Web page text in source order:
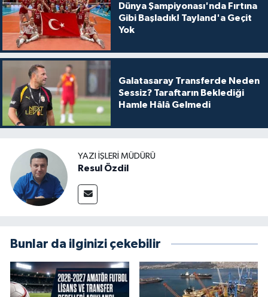
Dünya Şampiyonası'nda Fırtına
Gibi Başladık! Tayland'a Geçit
Yok
Galatasaray Transferde Neden
Sessiz? Taraftarın Beklediği
Hamle Hâlâ Gelmedi
YAZI İŞLERI MÜDÜRÜ
Resul Özdil
Bunlar da ilginizi çekebilir